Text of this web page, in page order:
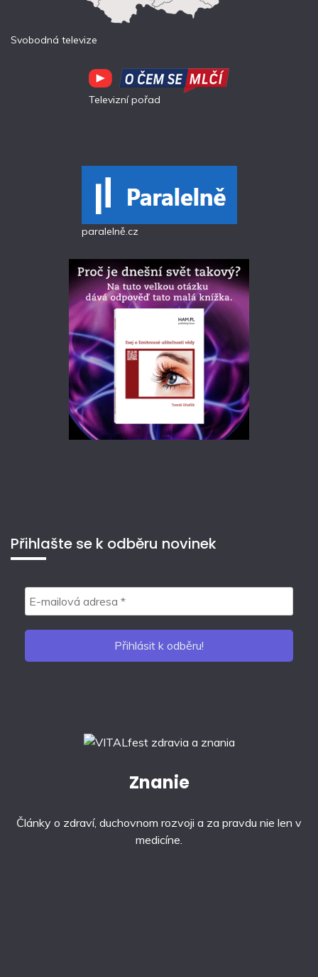
Svobodná televize
Televizní pořad
paralelně.cz
Přihlašte se k odběru novinek
Znanie
Články o zdraví, duchovnom rozvoji a za pravdu nie len v
medicíne.